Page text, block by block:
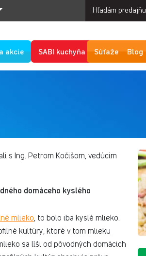
Hľadám predajňu
akcie SABI kuchyňa Súťaže Blog
s Ing. Petrom Kočišom, vedúcim
domáceho kyslého
mlieko , to bolo iba kyslé mlieko.
kultúry, ktoré v tom mlieku
sa líši od pôvodných domácich